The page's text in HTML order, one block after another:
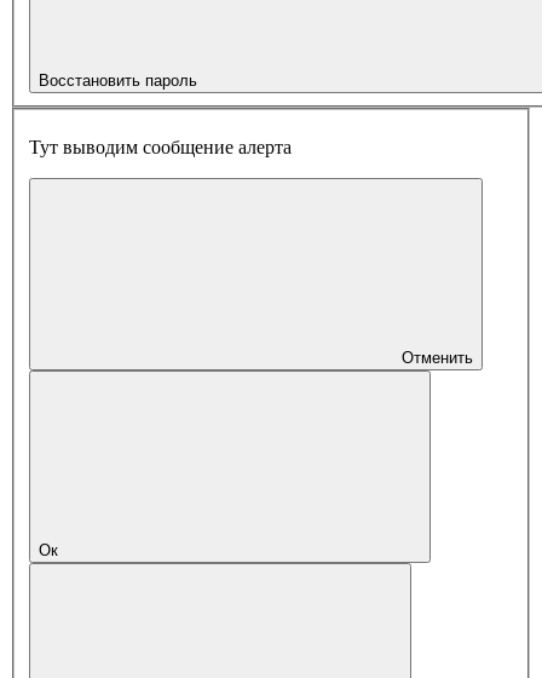
Восстановить пароль
Тут выводим сообщение алерта
Отменить
Ок